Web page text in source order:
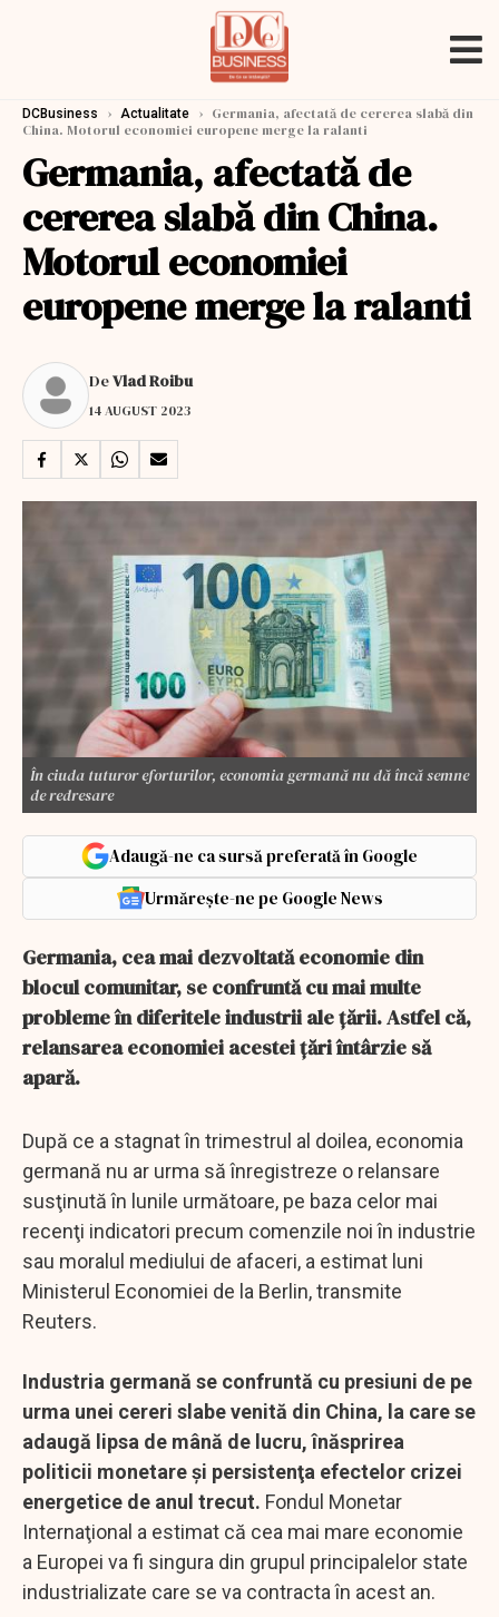
DCBusiness › Actualitate › Germania, afectată de cererea slabă din
China. Motorul economiei europene merge la ralanti
Germania, afectată de
cererea slabă din China.
Motorul economiei
europene merge la ralanti
DeVlad Roibu
14 AUGUST 2023
În ciuda tuturor eforturilor, economia germană nu dă încă semne
de redresare
Adaugă-ne ca sursă preferată în Google
Urmărește-ne pe Google News
Germania, cea mai dezvoltată economie din
blocul comunitar, se confruntă cu mai multe
probleme în diferitele industrii ale țării. Astfel că,
relansarea economiei acestei țări întârzie să
apară.
După ce a stagnat în trimestrul al doilea, economia
germană nu ar urma să înregistreze o relansare
susţinută în lunile următoare, pe baza celor mai
recenţi indicatori precum comenzile noi în industrie
sau moralul mediului de afaceri, a estimat luni
Ministerul Economiei de la Berlin, transmite
Reuters.
Industria germană se confruntă cu presiuni de pe
urma unei cereri slabe venită din China, la care se
adaugă lipsa de mână de lucru, înăsprirea
politicii monetare şi persistenţa efectelor crizei
energetice de anul trecut. Fondul Monetar
Internaţional a estimat că cea mai mare economie
a Europei va fi singura din grupul principalelor state
industrializate care se va contracta în acest an.